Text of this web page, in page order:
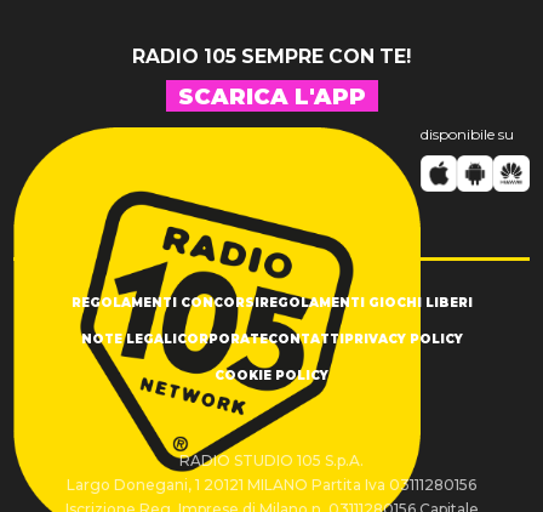
RADIO 105 SEMPRE CON TE!
SCARICA L'APP
disponibile su
REGOLAMENTI CONCORSI REGOLAMENTI GIOCHI LIBERI
NOTE LEGALI CORPORATECONTATTI PRIVACY POLICY
COOKIE POLICY
RADIO STUDIO 105 S.p.A.
Largo Donegani, 1 20121 MILANO Partita Iva 03111280156